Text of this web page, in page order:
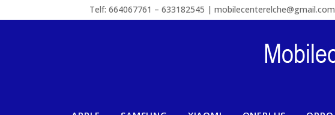
Telf: 664067761 – 633182545 | mobilecenterelche@gmail.com